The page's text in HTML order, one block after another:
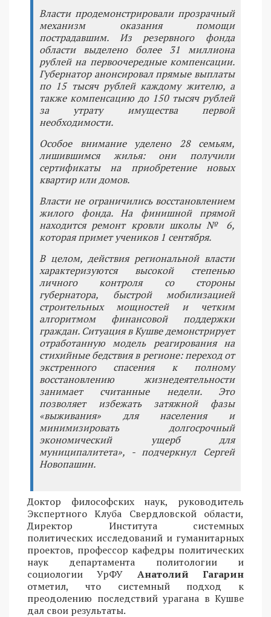
Власти продемонстрировали прозрачный
механизм оказания помощи
пострадавшим. Из резервного фонда
области выделено более 31 миллиона
рублей на первоочередные компенсации.
Губернатор анонсировал прямые выплаты
по 15 тысяч рублей каждому жителю, а
также компенсацию до 150 тысяч рублей
за утрату имущества первой
необходимости.
Особое внимание уделено 28 семьям,
лишившимся жилья: они получили
сертификаты на приобретение новых
квартир или домов.
Власти не ограничились восстановлением
жилого фонда. На финишной прямой
находится ремонт кровли школы № 6,
которая примет учеников 1 сентября.
В целом, действия региональной власти
характеризуются высокой степенью
личного контроля со стороны
губернатора, быстрой мобилизацией
строительных мощностей и четким
алгоритмом финансовой поддержки
граждан. Ситуация в Кушве демонстрирует
отработанную модель реагирования на
стихийные бедствия в регионе: переход от
экстренного спасения к полному
восстановлению жизнедеятельности
занимает считанные недели. Это
позволяет избежать затяжной фазы
«выживания» для населения и
минимизировать долгосрочный
экономический ущерб для
муниципалитета», - подчеркнул Сергей
Новопашин.
Доктор философских наук, руководитель
Экспертного Клуба Свердловской области,
Директор Института системных
политических исследований и гуманитарных
проектов, профессор кафедры политических
наук департамента политологии и
социологии УрФУ Анатолий Гагарин
отметил, что системный подход к
преодолению последствий урагана в Кушве
дал свои результаты.